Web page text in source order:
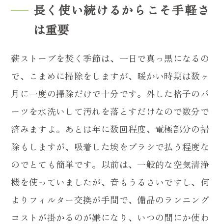
長く使い続けるからこそ手軽さ
は重要
薪ストーブを焚く季節は、一日で真っ黒になるの
で、こまめに掃除をしますが、暖かい時期は数ヶ
月に一度の掃除だけで十分です。外した格子のパ
ーツを水洗いして汚れを落とすだけなので数分で
済みますよ。あとは年に数回程度、電極部分の掃
除もしますが、吸着した埃をブラシで払う程度な
のでとても簡単です。以前は、一般的な空気清浄
機を使っていましたが、音もうるさいですし、何
よりフィルター交換が手間で、備品のランニング
コストが掛かるのが嫌になり、いつの間にか使わ